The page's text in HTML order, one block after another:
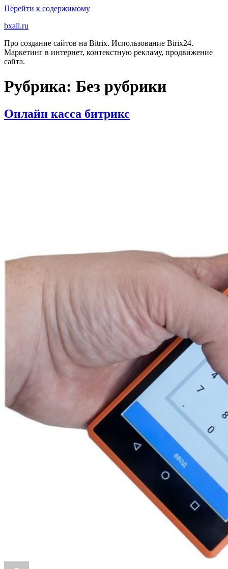
Перейти к содержимому
bxall.ru
Про создание сайтов на Bitrix. Использование Birix24.
Маркетинг в интернет, контекстную рекламу, продвижение
сайта.
Рубрика: Без рубрики
Онлайн касса битрикс